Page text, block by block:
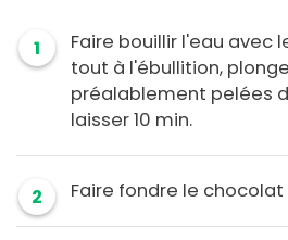
1
Faire bouillir l'eau avec
tout à l'ébullition,
préalablement pelées
laisser 10 min.
2 Faire fondre le